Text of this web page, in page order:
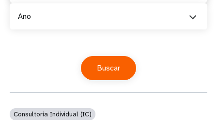
Ano
Consultoria Individual (IC)